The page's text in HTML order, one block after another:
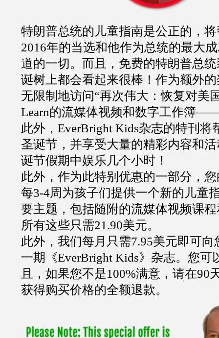
特朗普总统的儿童指南是公正的，
2016年的当选和他作为总统的最大
道的一切。而且，免费的特朗普总
诞树上都会看起来很棒！作为额外
无限制地访问“再次伟大：恢复对美
Learn的流媒体视频和数字工作簿
此外，EverBright Kids杂志的特刊将
圣诞节，并享受大量的精彩内容和
诞节假期中娱乐几个小时！
此外，作为此特别优惠的一部分，
每3-4周为孩子们提供一个新的儿童
要主题，包括随附的流媒体视频课
所有这些只需21.90美元。
此外，我们每月只需7.95美元即可
一期《EverBright Kids》杂志。您可
且，如果您不是100%满意，请在90
获得购买价格的全额退款。